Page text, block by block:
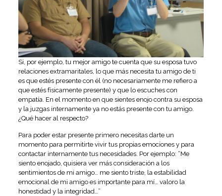
Si, por ejemplo, tu mejor amigo te cuenta que su esposa tuvo
relaciones extramaritales, lo que más necesita tu amigo de ti
es que estés presente con él (no necesariamente me refiero a
que estés físicamente presente) y que lo escuches con
empatía. En el momento en que sientes enojo contra su esposa
y la juzgas internamente ya no estás presente con tu amigo.
¿Qué hacer al respecto?
Para poder estar presente primero necesitas darte un
momento para permitirte vivir tus propias emociones y para
contactar internamente tus necesidades. Por ejemplo: “Me
siento enojado, quisiera ver más consideración a los
sentimientos de mi amigo… me siento triste, la estabilidad
emocional de mi amigo es importante para mí… valoro la
honestidad y la integridad…”